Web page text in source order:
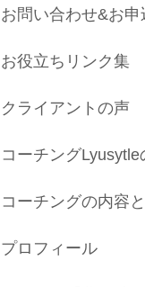
お問い合わせ&お申
お役立ちリンク集
クライアントの声
コーチングLyusytle
コーチングの内容
プロフィール